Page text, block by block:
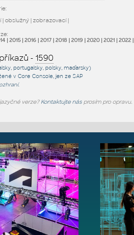
| obslužný| zobrazovací|
| 2015| 2016| 2017| 2018 | 2019| 2020| 2021| 2022|
- 1590
portugalsky, polsky, maďarsky)
v Core Console, jenze SAP
verze? Kontaktujte násprosím pro opravu.